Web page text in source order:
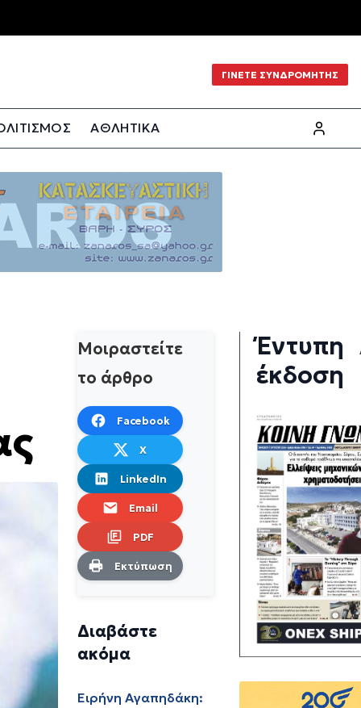
ΓΙΝΕΤΕ ΣΥΝΔΡΟΜΗΤΗΣ
ΑΘΛΗΤΙΚΑ
Μοιραστείτε
το άρθρο
Facebook
X
LinkedIn
Email
PDF
Εκτύπωση
Διαβάστε
ακόμα
Ειρήνη Αγαπηδάκη:
Έντυπη
έκδοση